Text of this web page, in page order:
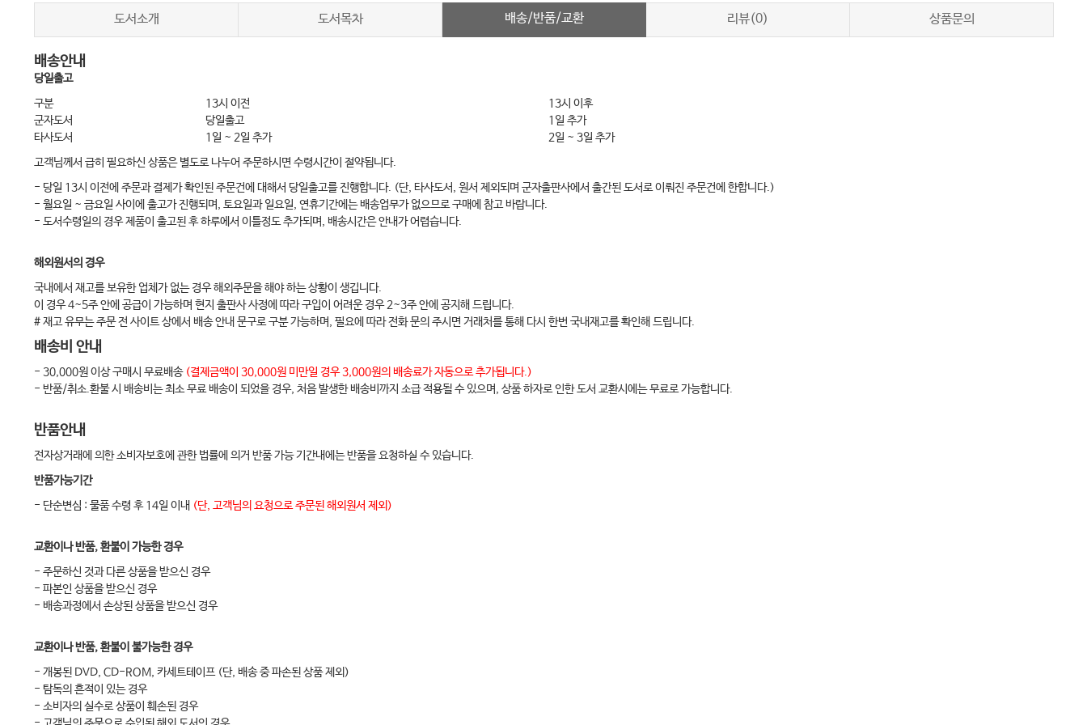
심실 기외수축이란 42
어린이의 PVC 42
성인의 PVC와 그 파형 43
빈발하는 PVC 48
PVC의 치료 48
7. QT연장을 이미지한다 ……………………52
QT 시간은 측정하지 않는다 52
QT 시간이란? 53
서맥 55
약제에 의한 QT 연장 57
8. 허혈을 예측하는 ST저하 …………………60
좌심실 비대로 설명할 수 있는 경우 60
허혈의 패턴 64
디기탈리스 효과66
꼭 이렇다」는 없다 78
A. 음성 T파의 배경이 되는 질환 78
관성 T파 79
비대형 심근증 82
각차단의 음성 T파 84
11. ST가 상승한다고 하는 것 …………………86
상해 전류란 86
도서소개 도서목차 배송/반품/교환 리뷰(0) 상품문의
배송안내
당일출고
구분
13시 이전
13시 이후
군자도서
당일출고
1일 추가
타사도서
1일 ~ 2일 추가
2일 ~ 3일 추가
고객님께서 급히 필요하신 상품은 별도로 나누어 주문하시면 수령시간이 절약됩니다.
- 당일 13시 이전에 주문과 결제가 확인된 주문건에 대해서 당일출고를 진행합니다. (단, 타사도서, 원서 제외되며 군자출판사에서 출간된 도서로 이뤄진 주문건에 한합니다.)
- 월요일 ~ 금요일 사이에 출고가 진행되며, 토요일과 일요일, 연휴기간에는 배송업무가 없으므로 구매에 참고 바랍니다.
- 도서수령일의 경우 제품이 출고된 후 하루에서 이틀정도 추가되며, 배송시간은 안내가 어렵습니다.
해외원서의 경우
국내에서 재고를 보유한 업체가 없는 경우 해외주문을 해야 하는 상황이 생깁니다.
이 경우 4~5주 안에 공급이 가능하며 현지 출판사 사정에 따라 구입이 어려운 경우 2~3주 안에 공지해 드립니다.
# 재고 유무는 주문 전 사이트 상에서 배송 안내 문구로 구분 가능하며, 필요에 따라 전화 문의 주시면 거래처를 통해 다시 한번 국내재고를 확인해 드립니다.
배송비 안내
- 30,000원 이상 구매시 무료배송 (결제금액이 30,000원 미만일 경우 3,000원의 배송료가 자동으로 추가됩니다.)
- 반품/취소.환불 시 배송비는 최소 무료 배송이 되었을 경우, 처음 발생한 배송비까지 소급 적용될 수 있으며, 상품 하자로 인한 도서 교환시에는 무료로 가능합니다.
반품안내
전자상거래에 의한 소비자보호에 관한 법률에 의거 반품 가능 기간내에는 반품을 요청하실 수 있습니다.
반품가능기간
- 단순변심 : 물품 수령 후 14일 이내 (단, 고객님의 요청으로 주문된 해외원서 제외)
교환이나 반품, 환불이 가능한 경우
- 주문하신 것과 다른 상품을 받으신 경우
- 파본인 상품을 받으신 경우
- 배송과정에서 손상된 상품을 받으신 경우
교환이나 반품, 환불이 불가능한 경우
- 개봉된 DVD, CD-ROM, 카세트테이프 (단, 배송 중 파손된 상품 제외)
- 탐독의 흔적이 있는 경우
- 소비자의 실수로 상품이 훼손된 경우